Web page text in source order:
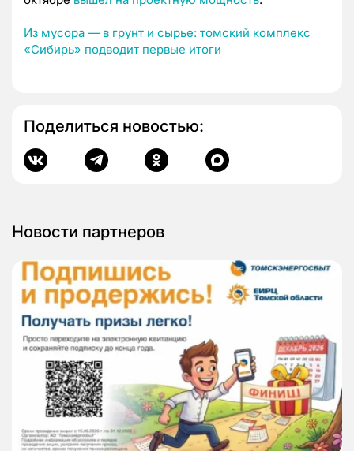
Из мусора — в грунт и сырье: томский комплекс
«Сибирь» подводит первые итоги
Поделиться новостью:
Новости партнеров